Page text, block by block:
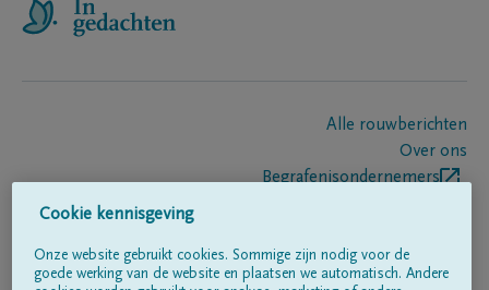
Alle rouwberichten
Over ons
Begrafenisondernemers
Volg ons op
Cookie kennisgeving
Onze website gebruikt cookies. Sommige zijn nodig voor de
goede werking van de website en plaatsen we automatisch. Andere